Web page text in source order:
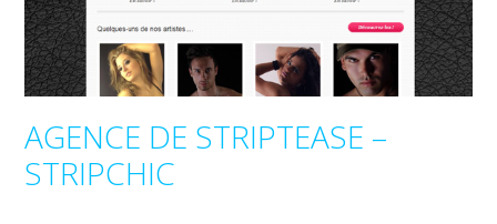
AGENCE DE STRIPTEASE –
STRIPCHIC